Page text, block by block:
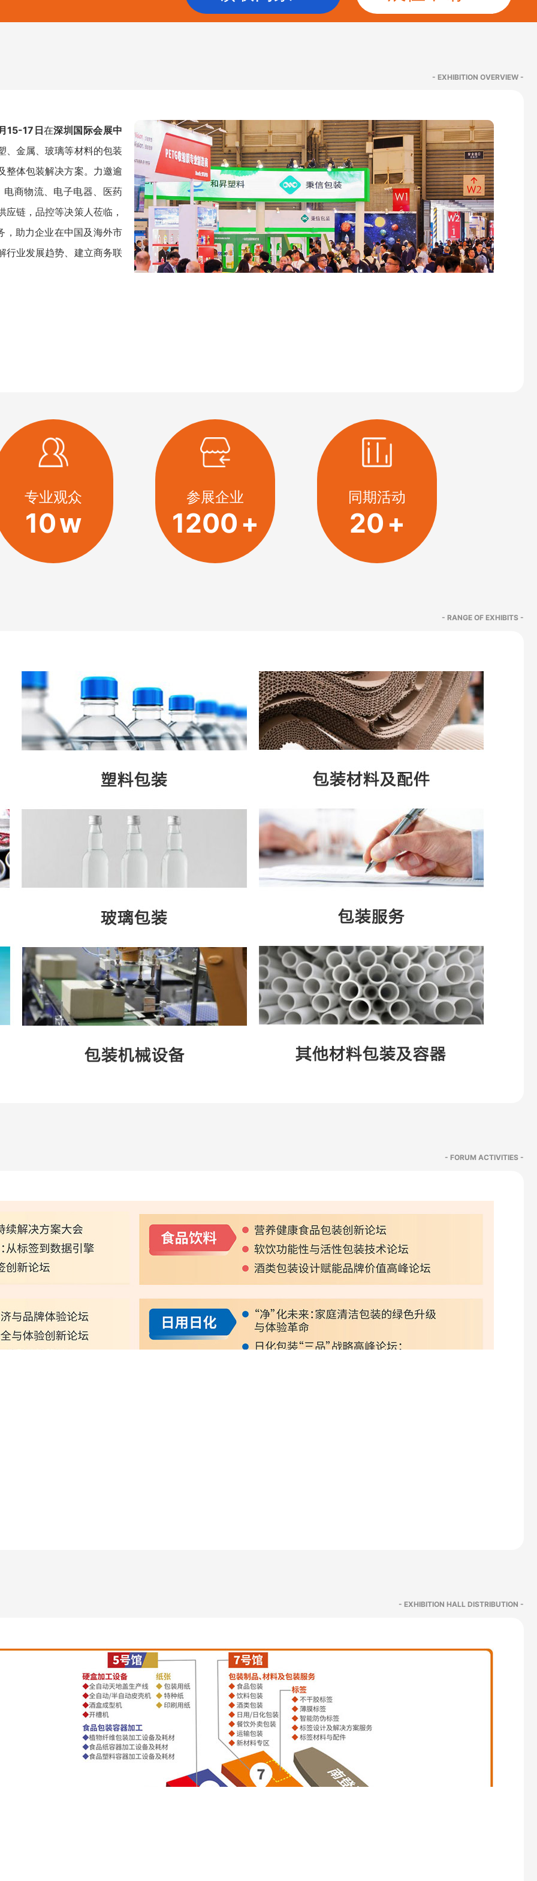
- EXHIBITION OVERVIEW -
15-17日在深圳国际会展中
、金属、玻璃等材料的包装
整体包装解决方案。力邀逾
商物流、电子电器、医药
链，品控等决策人莅临，
，助力企业在中国及海外市
行业发展趋势、建立商务联
专业观众
10w
参展企业
1200+
同期活动
20+
- RANGE OF EXHIBITS -
- FORUM ACTIVITIES -
- EXHIBITION HALL DISTRIBUTION -